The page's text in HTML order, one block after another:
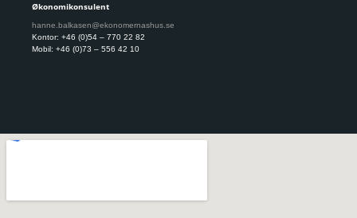
Økonomikonsulent
hanne.balkasen@ekonomernashus.se
Kontor: +46 (0)54 – 770 22 82
Mobil: +46 (0)73 – 556 42 10